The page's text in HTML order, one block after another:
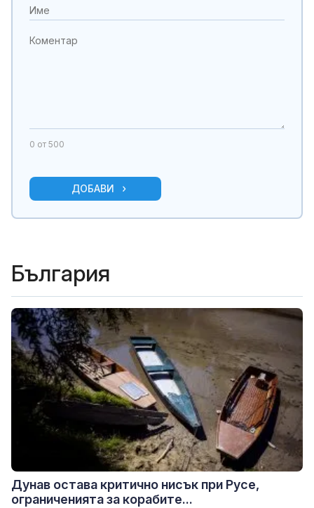
0 от 500
ДОБАВИ
България
Дунав остава критично нисък при Русе,
ограниченията за корабите...